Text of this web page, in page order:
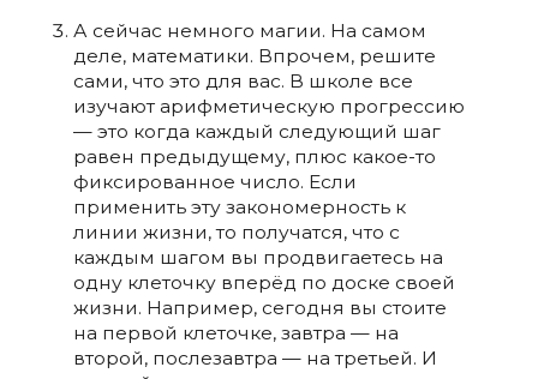
А сейчас немного магии. На самом
деле, математики. Впрочем, решите
сами, что это для вас. В школе все
изучают арифметическую прогрессию
— это когда каждый следующий шаг
равен предыдущему, плюс какое-то
фиксированное число. Если
применить эту закономерность к
линии жизни, то получатся, что с
каждым шагом вы продвигаетесь на
одну клеточку вперёд по доске своей
жизни. Например, сегодня вы стоите
на первой клеточке, завтра — на
второй, послезавтра — на третьей. И